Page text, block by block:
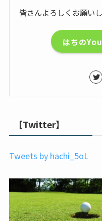
皆さんよろしくお願い
はちの
【Twitter】
Tweets by hachi_5oL